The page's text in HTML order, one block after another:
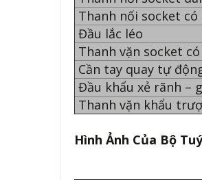
Thanh nối socket có
Đầu lắc léo
Thanh vặn socket
Cần tay quay tự
Đầu khẩu xẻ rãnh –
Thanh vặn khẩu
Hình Ảnh Của Bộ